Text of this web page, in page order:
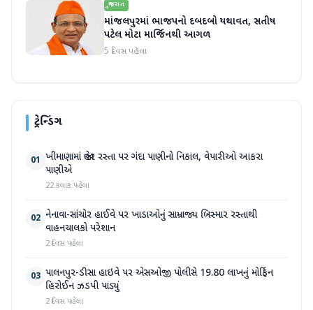
ગુજરાત
માંજલપુરમાં ભાજપનો દબદબો યથાવત, સતીષ
પટેલ મોટા માર્જિનથી આગળ
5 દિવસ પહેલા
ટ્રેન્ડિંગ
01 ખીમાણામાં જાહેર રસ્તા પર ગંદા પાણીનો નિકાલ, વેપારીઓ આકરા
પાણીએ
22 કલાક પહેલા
02 નેનાવા-સાંચોર હાઈવે પર ખાડાઓનું સામ્રાજ્ય બિસ્માર રસ્તાથી
વાહનચાલકો પરેશાન
2 દિવસ પહેલા
03 પાલનપુર-ડીસા હાઇવે પર એસઓજી પોલીસે 19.80 લાખનું મોર્ફિન
હિરોઈન ઝડપી પાડ્યું
2 દિવસ પહેલા